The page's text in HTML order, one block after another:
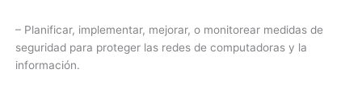
– Planificar, implementar, mejorar, o monitorear medidas de
seguridad para proteger las redes de computadoras y la
información.